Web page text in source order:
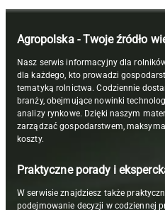
Agropolska - Twoje źródło
Nasz serwis informacyjny dla
dla każdego, kto prowadzi
tematyką rolnictwa. Codziennie
branży, obejmujące nowinki
analizy rynkowe. Dzięki naszym
zarządzać gospodarstwem,
koszty.
Praktyczne porady i
W serwisie znajdziesz także
podejmowanie decyzji w codziennej